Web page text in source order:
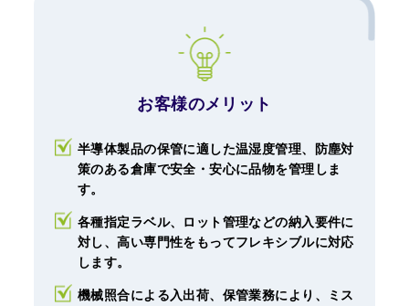
お客様のメリット
半導体製品の保管に適した温湿度管理、防塵対
策のある倉庫で安全・安心に品物を管理しま
す。
各種指定ラベル、ロット管理などの納入要件に
対し、高い専門性をもってフレキシブルに対応
します。
機械照合による入出荷、保管業務により、ミス